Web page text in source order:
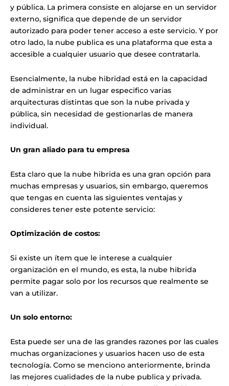
y pública. La primera consiste en alojarse en un servidor
externo, significa que depende de un servidor
autorizado para poder tener acceso a este servicio. Y por
otro lado, la nube publica es una plataforma que esta a
accesible a cualquier usuario que desee contratarla.
Esencialmente, la nube hibridad está en la capacidad
de administrar en un lugar especifico varias
arquitecturas distintas que son la nube privada y
pública, sin necesidad de gestionarlas de manera
individual.
Un gran aliado para tu empresa
Esta claro que la nube hibrida es una gran opción para
muchas empresas y usuarios, sin embargo, queremos
que tengas en cuenta las siguientes ventajas y
consideres tener este potente servicio:
Optimización de costos:
Si existe un ítem que le interese a cualquier
organización en el mundo, es esta, la nube hibrida
permite pagar solo por los recursos que realmente se
van a utilizar.
Un solo entorno:
Esta puede ser una de las grandes razones por las cuales
muchas organizaciones y usuarios hacen uso de esta
tecnología. Como se menciono anteriormente, brinda
las mejores cualidades de la nube publica y privada.